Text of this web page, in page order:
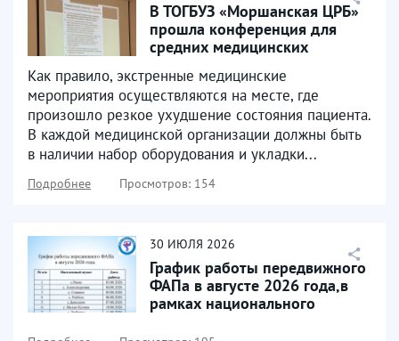
В ТОГБУЗ «Моршанская ЦРБ»
прошла конференция для
средних медицинских
Как правило, экстренные медицинские
мероприятия осуществляются на месте, где
произошло резкое ухудшение состояния пациента.
В каждой медицинской организации должны быть
в наличии набор оборудования и укладки...
Подробнее Просмотров: 154
30 ИЮЛЯ 2026
График работы передвижного
ФАПа в августе 2026 года,в
рамках национального